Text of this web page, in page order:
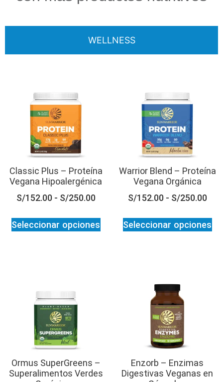
WELLNESS
Classic Plus – Proteína
Vegana Hipoalergénica
S/152.00 - S/250.00
Seleccionar opciones
Warrior Blend – Proteína
Vegana Orgánica
S/152.00 - S/250.00
Seleccionar opciones
Ormus SuperGreens –
Superalimentos Verdes
Enzorb – Enzimas
Digestivas Veganas en